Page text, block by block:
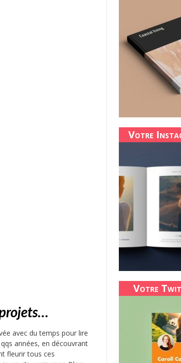
projets…
avec du temps pour lire
années, en découvrant
fleurir tous ces
Votre
Votre